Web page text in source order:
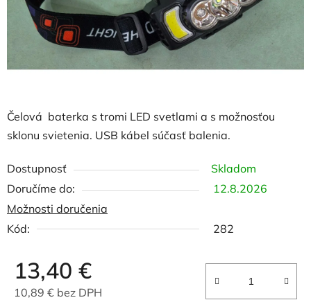
Čelová baterka s tromi LED svetlami a s možnosťou
sklonu svietenia. USB kábel súčasť balenia.
Dostupnosť
Skladom
12.8.2026
Možnosti doručenia
Kód:
282
13,40 €
10,89 € bez DPH